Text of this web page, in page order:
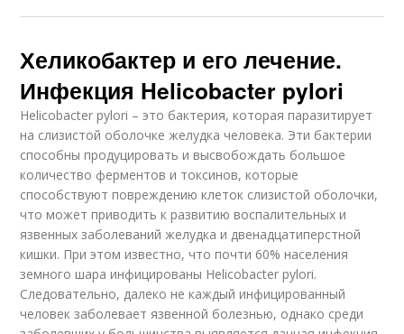
Хеликобактер и его лечение.
Инфекция Helicobacter pylori
Helicobacter pylori – это бактерия, которая паразитирует
на слизистой оболочке желудка человека. Эти бактерии
способны продуцировать и высвобождать большое
количество ферментов и токсинов, которые
способствуют повреждению клеток слизистой оболочки,
что может приводить к развитию воспалительных и
язвенных заболеваний желудка и двенадцатиперстной
кишки. При этом известно, что почти 60% населения
земного шара инфицированы Helicobacter pylori.
Следовательно, далеко не каждый инфицированный
человек заболевает язвенной болезнью, однако среди